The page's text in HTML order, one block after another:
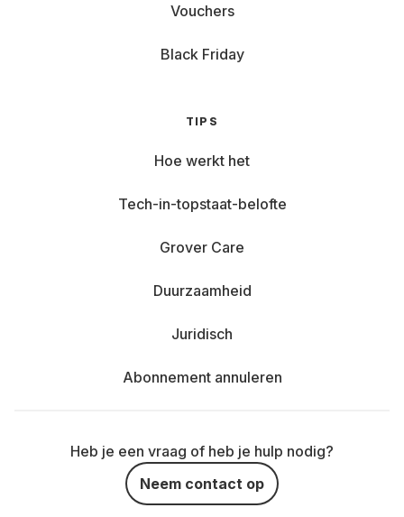
Vouchers
Black Friday
TIPS
Hoe werkt het
Tech-in-topstaat-belofte
Grover Care
Duurzaamheid
Juridisch
Abonnement annuleren
Heb je een vraag of heb je hulp nodig?
Neem contact op